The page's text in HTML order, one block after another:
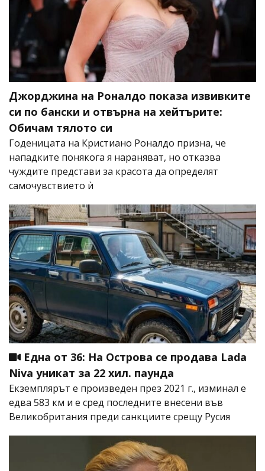
Джорджина на Роналдо показа извивките
си по бански и отвърна на хейтърите:
Обичам тялото си
Годеницата на Кристиано Роналдо призна, че
нападките понякога я нараняват, но отказва
чуждите представи за красота да определят
самочувствието ѝ
Една от 36: На Острова се продава Lada
Niva уникат за 22 хил. паунда
Екземплярът е произведен през 2021 г., изминал е
едва 583 км и е сред последните внесени във
Великобритания преди санкциите срещу Русия